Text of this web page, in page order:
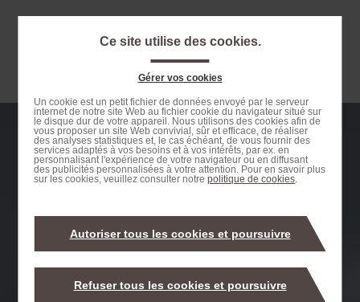
recherche
Navigation
principale
Ce site utilise des cookies.
Gérer vos cookies
Un cookie est un petit fichier de données envoyé par le serveur
internet de notre site Web au fichier cookie du navigateur situé sur
le disque dur de votre appareil. Nous utilisons des cookies afin de
vous proposer un site Web convivial, sûr et efficace, de réaliser
des analyses statistiques et, le cas échéant, de vous fournir des
services adaptés à vos besoins et à vos intérêts, par ex. en
personnalisant l'expérience de votre navigateur ou en diffusant
des publicités personnalisées à votre attention. Pour en savoir plus
sur les cookies, veuillez consulter notrepolitique de cookies.
Autoriser tous les cookies et poursuivre
Refuser tous les cookies et poursuivre